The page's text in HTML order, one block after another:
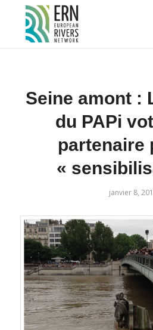
Panneau de gestion des cookies
Seine amont :
du PAPi
partenaire
«
janvier 8,